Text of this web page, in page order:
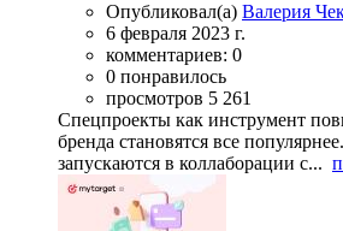
Опубликовал(а) Валерия
6 февраля 2023 г.
комментариев: 0
0 понравилось
просмотров 5 261
Спецпроекты как инструмент
бренда становятся все
запускаются в коллаборации с...